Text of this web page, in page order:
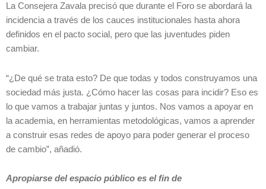
La Consejera Zavala precisó que durante el Foro se abordará la
incidencia a través de los cauces institucionales hasta ahora
definidos en el pacto social, pero que las juventudes piden
cambiar.
“¿De qué se trata esto? De que todas y todos construyamos una
sociedad más justa. ¿Cómo hacer las cosas para incidir? Eso es
lo que vamos a trabajar juntas y juntos. Nos vamos a apoyar en
la academia, en herramientas metodológicas, vamos a aprender
a construir esas redes de apoyo para poder generar el proceso
de cambio”, añadió.
Apropiarse del espacio público es el fin de